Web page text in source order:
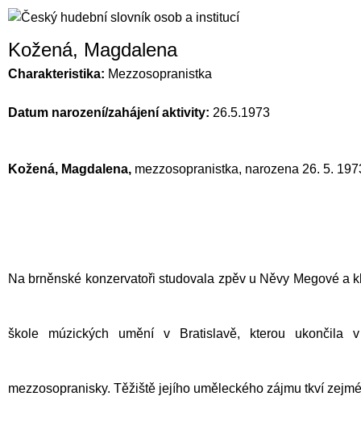
Kožená, Magdalena
Charakteristika: Mezzosopranistka
Datum narození/zahájení aktivity: 26.5.1973
Kožená, Magdalena, mezzosopranistka, narozena 26. 5.
Na brněnské konzervatoři studovala zpěv u Něvy Megové a
škole múzických umění v Bratislavě, kterou ukončila
mezzosopranisky. Těžiště jejího uměleckého zájmu tkví